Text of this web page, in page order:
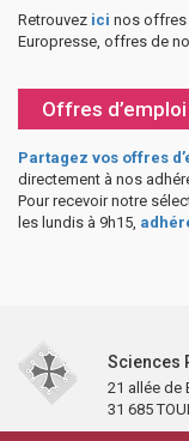
Retrouvez ici nos offres
Europresse, offres de
Offres d’emploi
Partagez vos offres
directement à nos
Pour recevoir notre
les lundis à 9h15,
Sciences
21 allée de
31 685